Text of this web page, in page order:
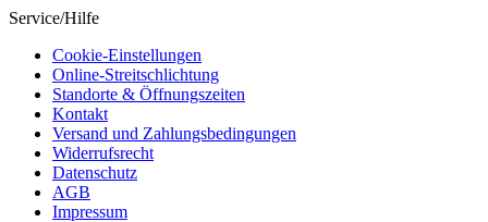
Service/Hilfe
Cookie-Einstellungen
Online-Streitschlichtung
Standorte & Öffnungszeiten
Kontakt
Versand und Zahlungsbedingungen
Widerrufsrecht
Datenschutz
AGB
Impressum